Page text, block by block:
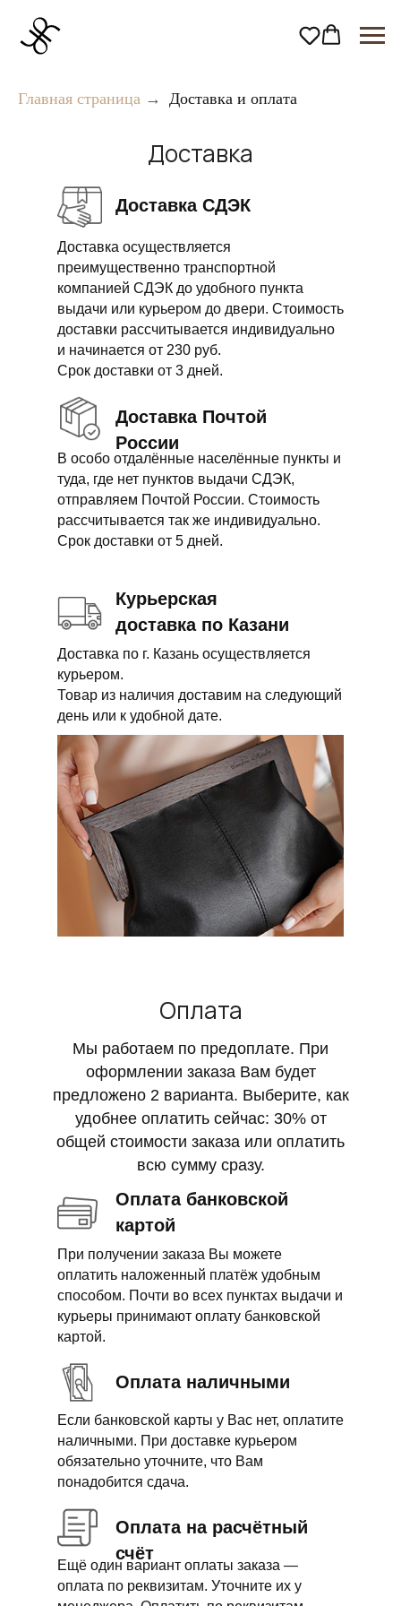
Главная страница → Доставка и оплата
Доставка
Доставка осуществляется
преимущественно транспортной
компанией СДЭК до удобного пункта
выдачи или курьером до двери. Стоимость
доставки рассчитывается индивидуально
и начинается от 230 руб.
Срок доставки от 3 дней.
Доставка СДЭК
В особо отдалённые населённые пункты и
туда, где нет пунктов выдачи СДЭК,
отправляем Почтой России. Стоимость
рассчитывается так же индивидуально.
Срок доставки от 5 дней.
Доставка Почтой
России
Доставка по г. Казань осуществляется
курьером.
Товар из наличия доставим на следующий
день или к удобной дате.
Курьерская
доставка по Казани
Оплата
Ещё один вариант оплаты заказа —
оплата по реквизитам. Уточните их у
Оплата на расчётный
счёт
Если банковской карты у Вас нет, оплатите
наличными. При доставке курьером
обязательно уточните, что Вам
понадобится сдача.
Оплата наличными
При получении заказа Вы можете
оплатить наложенный платёж удобным
способом. Почти во всех пунктах выдачи и
курьеры принимают оплату банковской
картой.
Оплата банковской
картой
Мы работаем по предоплате. При
оформлении заказа Вам будет
предложено 2 варианта. Выберите, как
удобнее оплатить сейчас: 30% от
общей стоимости заказа или оплатить
всю сумму сразу.